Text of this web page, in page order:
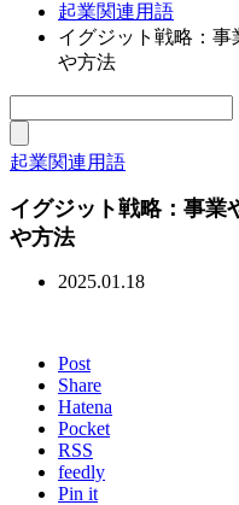
起業関連用語
イグジット戦略：
や方法
起業関連用語
イグジット戦略：事業
や方法
2025.01.18
Post
Share
Hatena
Pocket
RSS
feedly
Pin it